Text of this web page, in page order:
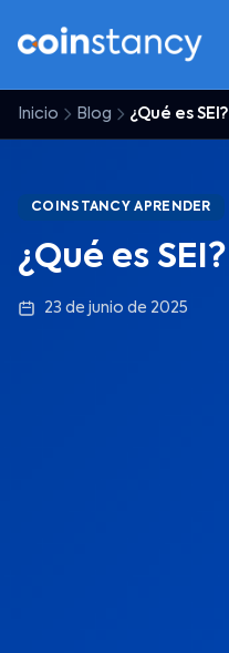
Inicio Blog ¿Qué es SEI?
COINSTANCY APRENDER
¿Qué es SEI?
23 de junio de 2025